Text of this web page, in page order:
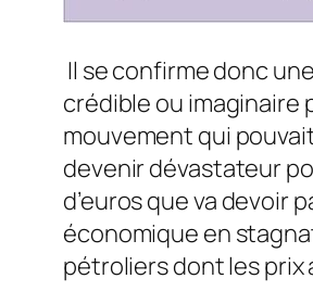
Il se confirme donc
crédible ou imaginaire
mouvement qui
devenir dévastateur
d’euros que va devoir
économique en
pétroliers dont les